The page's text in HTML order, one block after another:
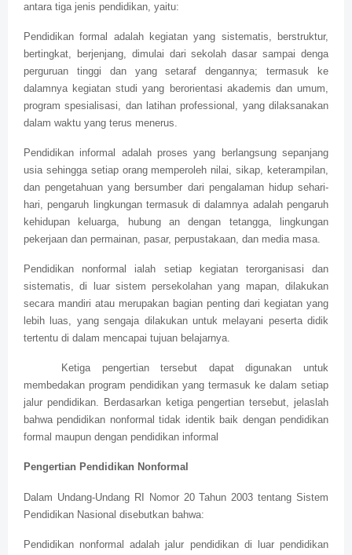
antara tiga jenis pendidikan, yaitu:
Pendidikan formal adalah kegiatan yang sistematis, berstruktur,
bertingkat, berjenjang, dimulai dari sekolah dasar sampai denga
perguruan tinggi dan yang setaraf dengannya; termasuk ke
dalamnya kegiatan studi yang berorientasi akademis dan umum,
program spesialisasi, dan latihan professional, yang dilaksanakan
dalam waktu yang terus menerus.
Pendidikan informal adalah proses yang berlangsung sepanjang
usia sehingga setiap orang memperoleh nilai, sikap, keterampilan,
dan pengetahuan yang bersumber dari pengalaman hidup sehari-
hari, pengaruh lingkungan termasuk di dalamnya adalah pengaruh
kehidupan keluarga, hubung an dengan tetangga, lingkungan
pekerjaan dan permainan, pasar, perpustakaan, dan media masa.
Pendidikan nonformal ialah setiap kegiatan terorganisasi dan
sistematis, di luar sistem persekolahan yang mapan, dilakukan
secara mandiri atau merupakan bagian penting dari kegiatan yang
lebih luas, yang sengaja dilakukan untuk melayani peserta didik
tertentu di dalam mencapai tujuan belajarnya.
Ketiga pengertian tersebut dapat digunakan untuk
membedakan program pendidikan yang termasuk ke dalam setiap
jalur pendidikan. Berdasarkan ketiga pengertian tersebut, jelaslah
bahwa pendidikan nonformal tidak identik baik dengan pendidikan
formal maupun dengan pendidikan informal
Pengertian Pendidikan Nonformal
Dalam Undang-Undang RI Nomor 20 Tahun 2003 tentang Sistem
Pendidikan Nasional disebutkan bahwa:
Pendidikan nonformal adalah jalur pendidikan di luar pendidikan